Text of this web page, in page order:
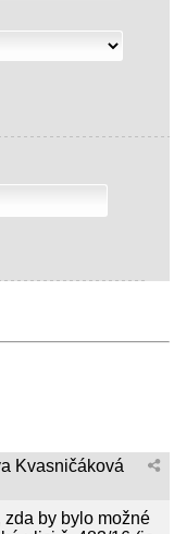
Kvasničáková
zda by bylo možné